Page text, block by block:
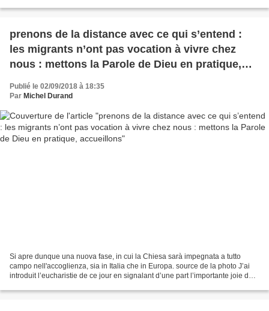
prenons de la distance avec ce qui s’entend :
les migrants n’ont pas vocation à vivre chez
nous : mettons la Parole de Dieu en pratique,
accueillons
Publié le 02/09/2018 à 18:35
Par Michel Durand
Si apre dunque una nuova fase, in cui la Chiesa sarà impegnata a tutto
campo nell'accoglienza, sia in Italia che in Europa. source de la photo J’ai
introduit l’eucharistie de ce jour en signalant d’une part l’importante joie de